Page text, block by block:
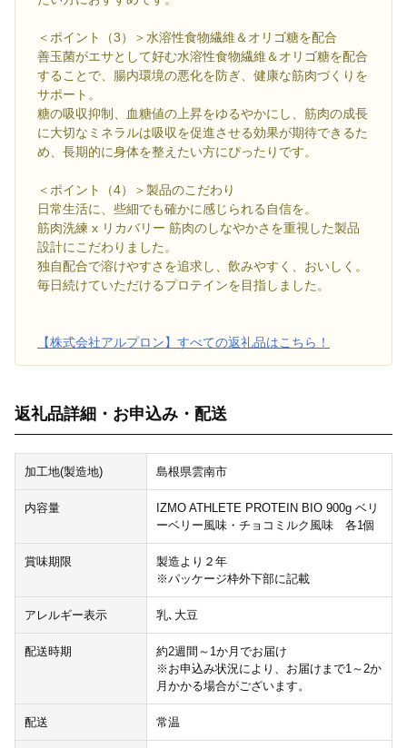
＜ポイント（3）＞水溶性食物繊維＆オリゴ糖を配合
善玉菌がエサとして好む水溶性食物繊維＆オリゴ糖を配合
することで、腸内環境の悪化を防ぎ、健康な筋肉づくりを
サポート。
糖の吸収抑制、血糖値の上昇をゆるやかにし、筋肉の成長
に大切なミネラルは吸収を促進させる効果が期待できるた
め、長期的に身体を整えたい方にぴったりです。
＜ポイント（4）＞製品のこだわり
日常生活に、些細でも確かに感じられる自信を。
筋肉洗練 x リカバリー 筋肉のしなやかさを重視した製品
設計にこだわりました。
独自配合で溶けやすさを追求し、飲みやすく、おいしく。
毎日続けていただけるプロテインを目指しました。
【株式会社アルプロン】すべての返礼品はこちら！
返礼品詳細・お申込み・配送
加工地(製造地) 島根県雲南市
内容量
IZMO ATHLETE PROTEIN BIO 900g ベリ
ーベリー風味・チョコミルク風味 各1個
賞味期限
製造より２年
※パッケージ枠外下部に記載
アレルギー表示 乳､大豆
配送時期
約2週間～1か月でお届け
※お申込み状況により、お届けまで1～2か
月かかる場合がございます。
配送 常温